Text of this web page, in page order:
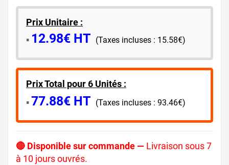
Prix Unitaire :
​▪️​ 12.98€ HT (Taxes incluses : 15.58€)
Prix Total pour 6 Unités :
▪️​77.88€ HT (Taxes incluses : 93.46€)
🔴 Disponible sur commande — Livraison sous 7
à 10 jours ouvrés.